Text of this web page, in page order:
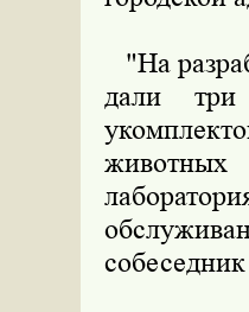
"На
дали три
собеседник